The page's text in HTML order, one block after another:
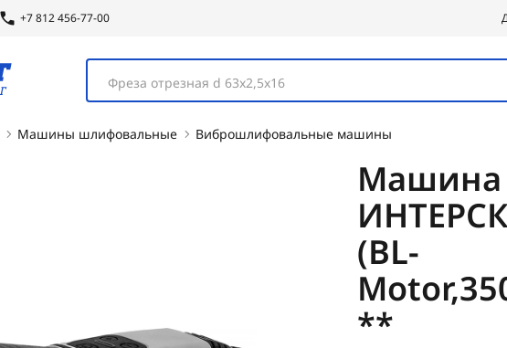
+7 812 456-77-00
Фреза отрезная d 63х2,5х16
Машины шлифовальные Виброшлифовальные машины
Машина
(BL-
**